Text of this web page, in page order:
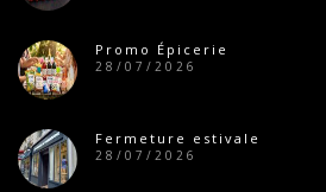
Promo Épicerie
28/07/2026
Fermeture estivale
28/07/2026